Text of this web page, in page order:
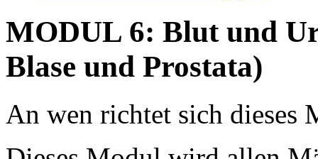
MODUL 6: Blut und
Blase und Prostata)
An wen richtet sich dieses